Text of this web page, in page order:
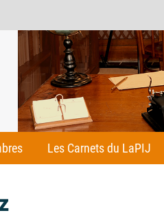
Les Carnets du LaPIJ